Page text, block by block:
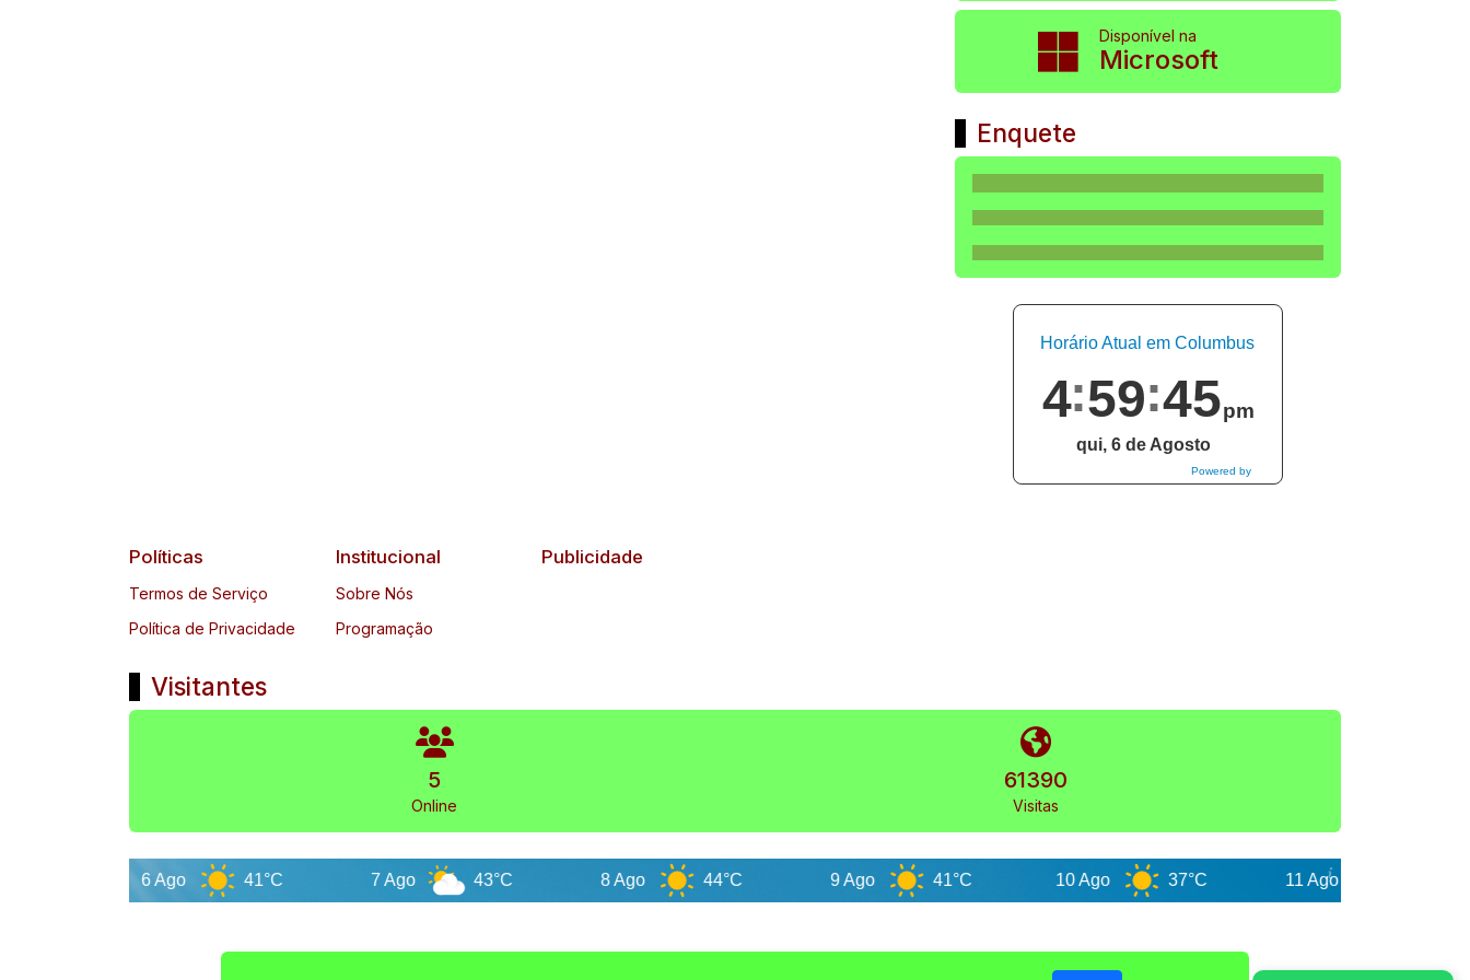
Disponível na
Microsoft
Enquete
Powered by
DaysPedia.com
Horário Atual em Columbus
4 59 46pm
qui, 6 de Agosto
Políticas
Termos de Serviço
Política de Privacidade
Institucional
Sobre Nós
Programação
Publicidade
Visitantes
5
Online
61390
Visitas
6 Ago 41°C 7 Ago 43°C 8 Ago 44°C 9 Ago 41°C 10 Ago 37°C 11 Ago